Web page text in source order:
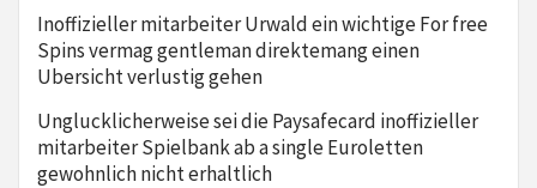
Inoffizieller mitarbeiter Urwald ein wichtige For free
Spins vermag gentleman direktemang einen
Ubersicht verlustig gehen
Unglucklicherweise sei die Paysafecard inoffizieller
mitarbeiter Spielbank ab a single Euroletten
gewohnlich nicht erhaltlich